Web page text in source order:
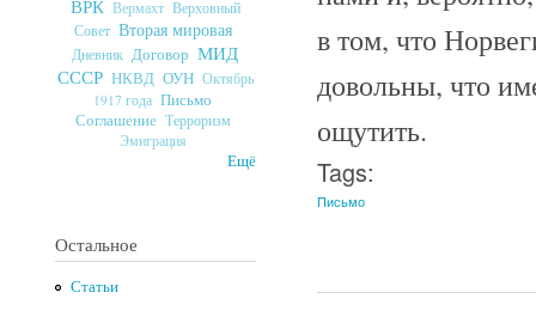
ВРК Вермахт Верховный
Совет Вторая мировая
Дневник Договор МИД
СССР НКВД ОУН Октябрь
1917 года Письмо
Соглашение Терроризм
Эмиграция
Ещё
Остальное
Статьи
в том, что
довольны, что
ощутить.
Tags:
Письмо